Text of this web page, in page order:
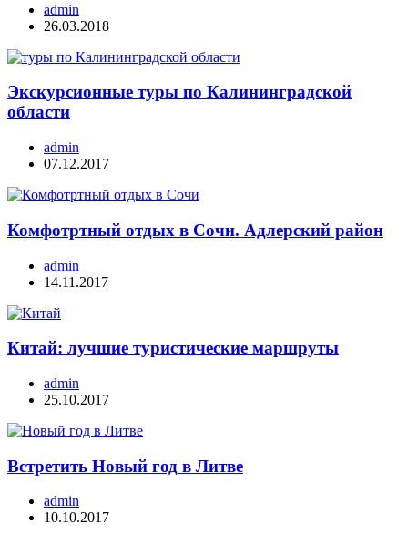
admin
26.03.2018
Экскурсионные туры по Калининградской
области
admin
07.12.2017
Комфотртный отдых в Сочи. Адлерский район
admin
14.11.2017
Китай: лучшие туристические маршруты
admin
25.10.2017
Встретить Новый год в Литве
admin
10.10.2017